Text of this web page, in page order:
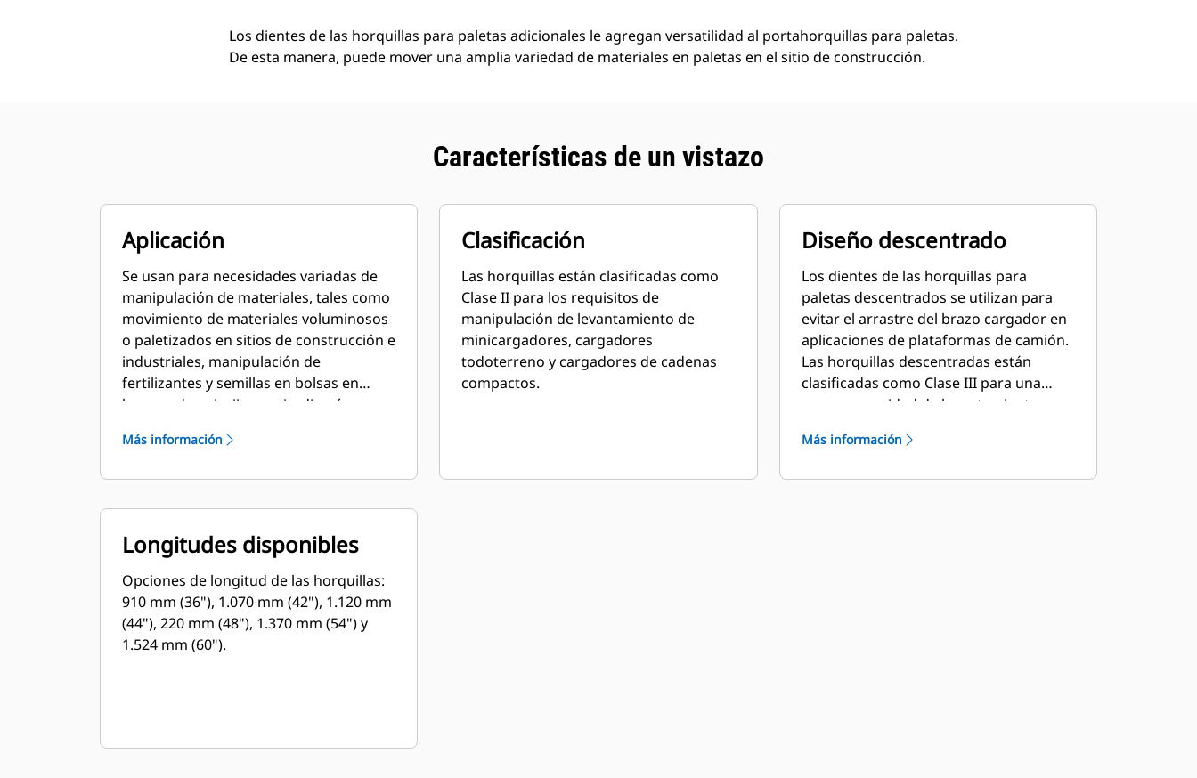
Los dientes de las horquillas para paletas adicionales le agregan versatilidad al portahorquillas para paletas.
De esta manera, puede mover una amplia variedad de materiales en paletas en el sitio de construcción.
Características de un vistazo
Aplicación
Se usan para necesidades variadas de
manipulación de materiales, tales como
movimiento de materiales voluminosos
o paletizados en sitios de construcción e
industriales, manipulación de
fertilizantes y semillas en bolsas en
lugares de paisajismo y jardinería,
Más información
Clasificación
Las horquillas están clasificadas como
Clase II para los requisitos de
manipulación de levantamiento de
minicargadores, cargadores
todoterreno y cargadores de cadenas
compactos.
Diseño descentrado
Los dientes de las horquillas para
paletas descentrados se utilizan para
evitar el arrastre del brazo cargador en
aplicaciones de plataformas de camión.
Las horquillas descentradas están
clasificadas como Clase III para una
mayor capacidad de levantamiento.
Más información
Longitudes disponibles
Opciones de longitud de las horquillas:
910 mm (36"), 1.070 mm (42"), 1.120 mm
(44"), 220 mm (48"), 1.370 mm (54") y
1.524 mm (60").